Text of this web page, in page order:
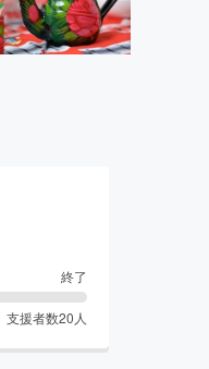
終了
支援者数20 人